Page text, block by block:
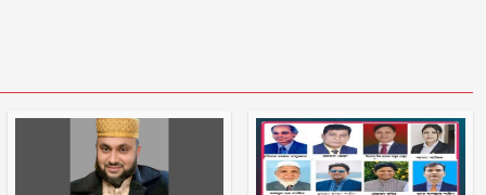
বিমানমন্ত্রীর সভাস্থল থেকে ‘পিস্তল’সহ
প্রয়াত বিএনপি নেতার ছেলে আটক